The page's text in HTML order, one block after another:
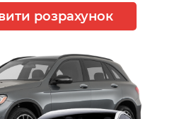
розрахунок